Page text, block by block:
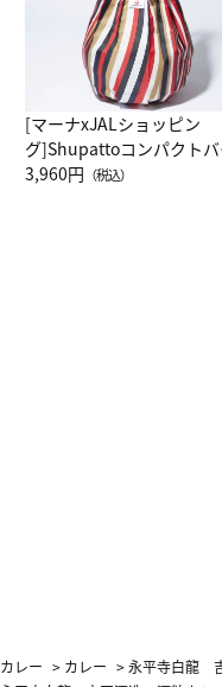
[マーナxJALショッピン
グ]Shupattoコンパクト
グ Drop JAL客室乗務員
3,960円 （税込）
カレー > カレー >永平寺白龍